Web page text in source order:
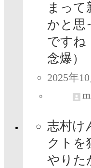
まって
かと思
ですね
念爆）
2025年
志村け
クトを
やりた